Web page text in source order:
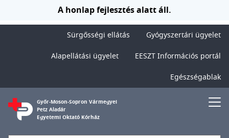
Ugrás a tartalomraA honlap fejlesztés alatt áll.
Sürgősségi ellátás
Gyógyszertári ügyelet
Alapellátási ügyelet
EESZT Információs portál
Egészségablak
Győr-Moson-Sopron Vármegyei
Petz Aladár
Egyetemi Oktató Kórház